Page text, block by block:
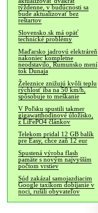
týždenne, v budúcnosti sa
bude aktualizovať bez
reštartov
Slovensko.sk má opäť
technické problémy
Maďarsko jadrovú elektráreň
nakoniec kompletne
neodstavilo, Rumunsko mení
tok Dunaja
Železnice znižujú kvôli teplu
rýchlosť iba na 50 km/h,
spôsobuje to meškanie
V Poľsku spustili takmer
gigawatthodinové úložisko,
z LiFePO4 článkov
Telekom pridal 12 GB balík
pre Easy, chce zaň 12 eur
Spustená výroba flash
pamäte s novým najvyšším
počtom vrstiev
Súd zakázal samojazdiacim
Google taxíkom dobíjanie v
noci, rušili obyvateľov